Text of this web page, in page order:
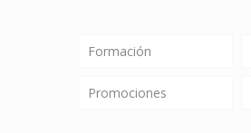
Formación
Promociones